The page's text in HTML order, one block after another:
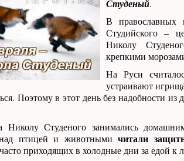
Студеный.
В православных
Студийского –
Николу
крепкими
На Руси
устраивают
Поэтому в этот день без надобности
Николу Студеного занимались
птицей и животными читали
приходящих в холодные дни за едой